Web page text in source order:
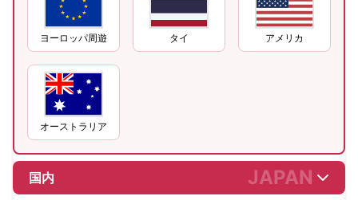
ヨーロッパ周遊 タイ アメリカ
オーストラリア
国内 JAPAN